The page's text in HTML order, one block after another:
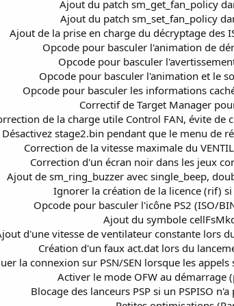
Ajout du patch sm_get_fan_policy
Ajout du patch sm_set_fan_policy
Ajout de la prise en charge du décryptage des
Opcode pour basculer l'animation de
Opcode pour basculer
Opcode pour basculer l'animation et le
Opcode pour basculer les informations
Correctif de Target Manager
de la charge utile Control FAN, évite de
Désactivez stage2.bin pendant que le menu de
Correction de la vitesse maximale du
Correction d'un écran noir dans les jeux
Ajout de sm_ring_buzzer avec single_beep,
Ignorer la création de la licence (rif)
Opcode pour basculer l'icône PS2 (ISO/
Ajout du symbole
d'une vitesse de ventilateur constante lors
Création d'un faux act.dat lors du
la connexion sur PSN/SEN lorsque les
Activer le mode OFW au démarrage
Blocage des lanceurs PSP si un PSPISO